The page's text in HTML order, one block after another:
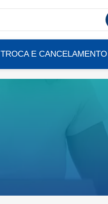
TROCA E CANCELAMENTO